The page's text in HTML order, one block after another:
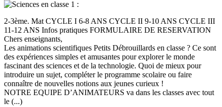
2-3ème. Mat CYCLE I 6-8 ANS CYCLE II 9-10 ANS CYCLE III
11-12 ANS Infos pratiques FORMULAIRE DE RESERVATION
Chers enseignants,
Les animations scientifiques Petits Débrouillards en classe ? Ce sont
des expériences simples et amusantes pour explorer le monde
fascinant des sciences et de la technologie. Quoi de mieux pour
introduire un sujet, compléter le programme scolaire ou faire
connaître de nouvelles notions aux jeunes curieux !
NOTRE EQUIPE D’ANIMATEURS va dans les classes avec tout
le (...)